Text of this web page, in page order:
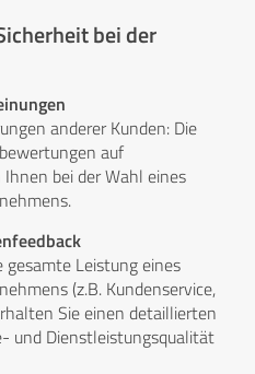
bei der
anderer Kunden: Die
auf
bei der Wahl eines
gesamte Leistung eines
(z.B. Kundenservice,
Sie einen detaillierten
und Dienstleistungsqualität